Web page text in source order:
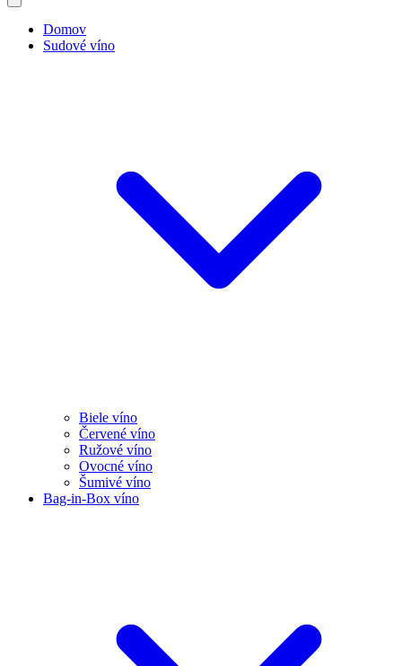
Domov
Sudové víno
Biele víno
Červené víno
Ružové víno
Ovocné víno
Šumivé víno
Bag-in-Box víno